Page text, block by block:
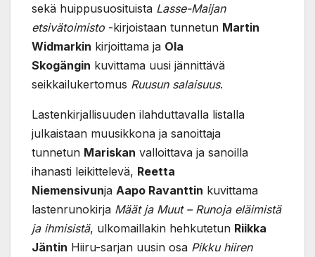
sekä huippusuosituista Lasse-Maijan
etsivätoimisto -kirjoistaan tunnetun Martin
Widmarkin kirjoittama ja Ola
Skogängin kuvittama uusi jännittävä
seikkailukertomus Ruusun salaisuus.
Lastenkirjallisuuden ilahduttavalla listalla
julkaistaan muusikkona ja sanoittaja
tunnetun Mariskan valloittava ja sanoilla
ihanasti leikittelevä, Reetta
Niemensivunja Aapo Ravanttin kuvittama
lastenrunokirja Määt ja Muut – Runoja eläimistä
ja ihmisistä, ulkomaillakin hehkutetun Riikka
Jäntin Hiiru-sarjan uusin osa Pikku hiiren